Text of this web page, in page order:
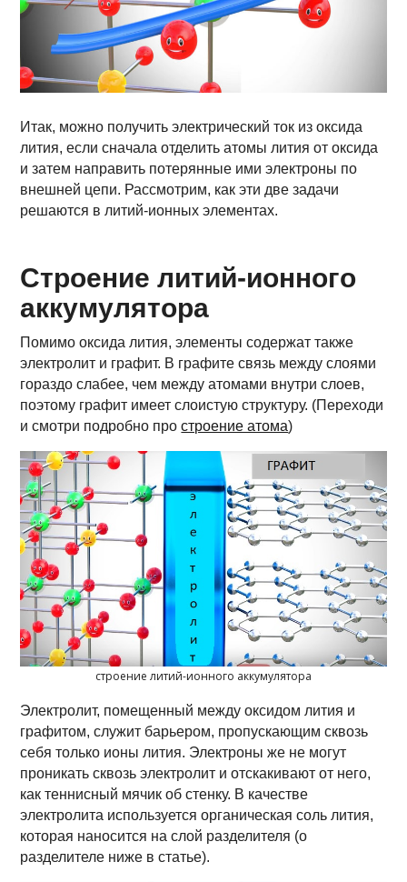
Итак, можно получить электрический ток из оксида
лития, если сначала отделить атомы лития от оксида
и затем направить потерянные ими электроны по
внешней цепи. Рассмотрим, как эти две задачи
решаются в литий-ионных элементах.
Строение литий-ионного
аккумулятора
Помимо оксида лития, элементы содержат также
электролит и графит. В графите связь между слоями
гораздо слабее, чем между атомами внутри слоев,
поэтому графит имеет слоистую структуру. (Переходи
и смотри подробно простроение атома)
строение литий-ионного аккумулятора
Электролит, помещенный между оксидом лития и
графитом, служит барьером, пропускающим сквозь
себя только ионы лития. Электроны же не могут
проникать сквозь электролит и отскакивают от него,
как теннисный мячик об стенку. В качестве
электролита используется органическая соль лития,
которая наносится на слой разделителя (о
разделителе ниже в статье).